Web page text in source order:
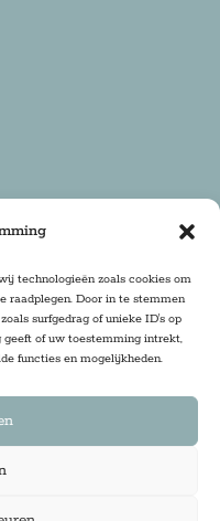
technologieën zoals cookies om
raadplegen. Door in te stemmen
surfgedrag of unieke ID's op
of uw toestemming intrekt,
functies en mogelijkheden.